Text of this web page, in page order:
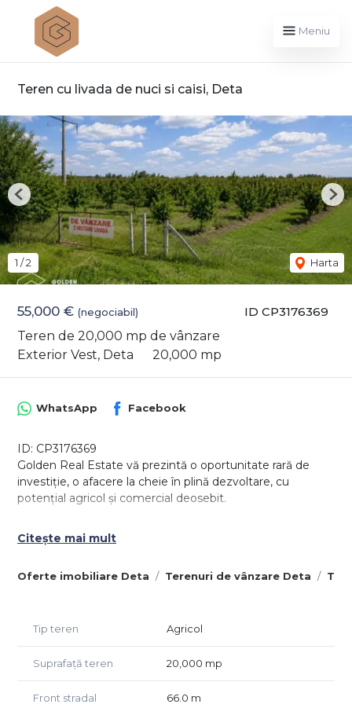
Meniu
Teren cu livada de nuci si caisi, Deta
ID CP3176369
55,000 € (negociabil)
Teren de 20,000 mp de vânzare
Exterior Vest, Deta
20,000 mp
1 /2 Harta
Previous
Oferte imobiliare Deta Terenuri de vânzare Deta
WhatsApp Facebook
ID: CP3176369
Golden Real Estate vă prezintă o oportunitate rară de
investiție, o afacere la cheie în plină dezvoltare, cu
potențial agricol și comercial deosebit.
Deta de Opatița, această proprietate se întinde pe o
aflată deja în producție, compusă din aproximativ 400 de
Proprietatea beneficiază de infrastructură excelentă și de
toate facilitățile necesare pentru desfășurarea unei
foraj propriu amplasat central în parcelă, asigurând o sursă
constantă de apă;
Citește mai mult
Tip teren Agricol
Suprafață teren 20,000 mp
Front stradal 66.0 m